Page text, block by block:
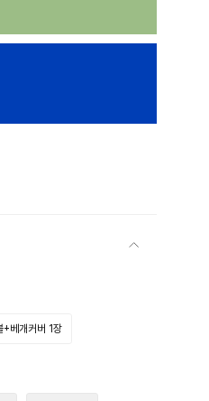
+베개커버 1장